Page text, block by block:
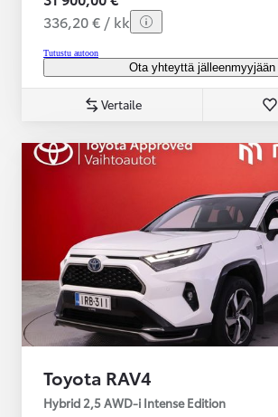
336,20 € / kk
Tutustu autoon
Ota yhteyttä jälleenmyyjään
Vertaile
Toyota RAV4
Hybrid 2,5 AWD-i Intense Edition